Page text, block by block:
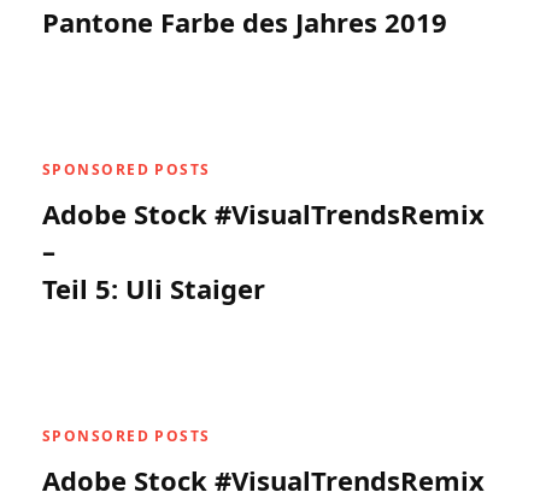
Pantone Farbe des Jahres 2019
SPONSORED POSTS
Adobe Stock #VisualTrendsRemix
–
Teil 5: Uli Staiger
SPONSORED POSTS
Adobe Stock #VisualTrendsRemix